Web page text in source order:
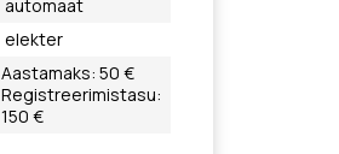
automaat
elekter
Aastamaks: 50 €
Registreerimistasu:
150 €